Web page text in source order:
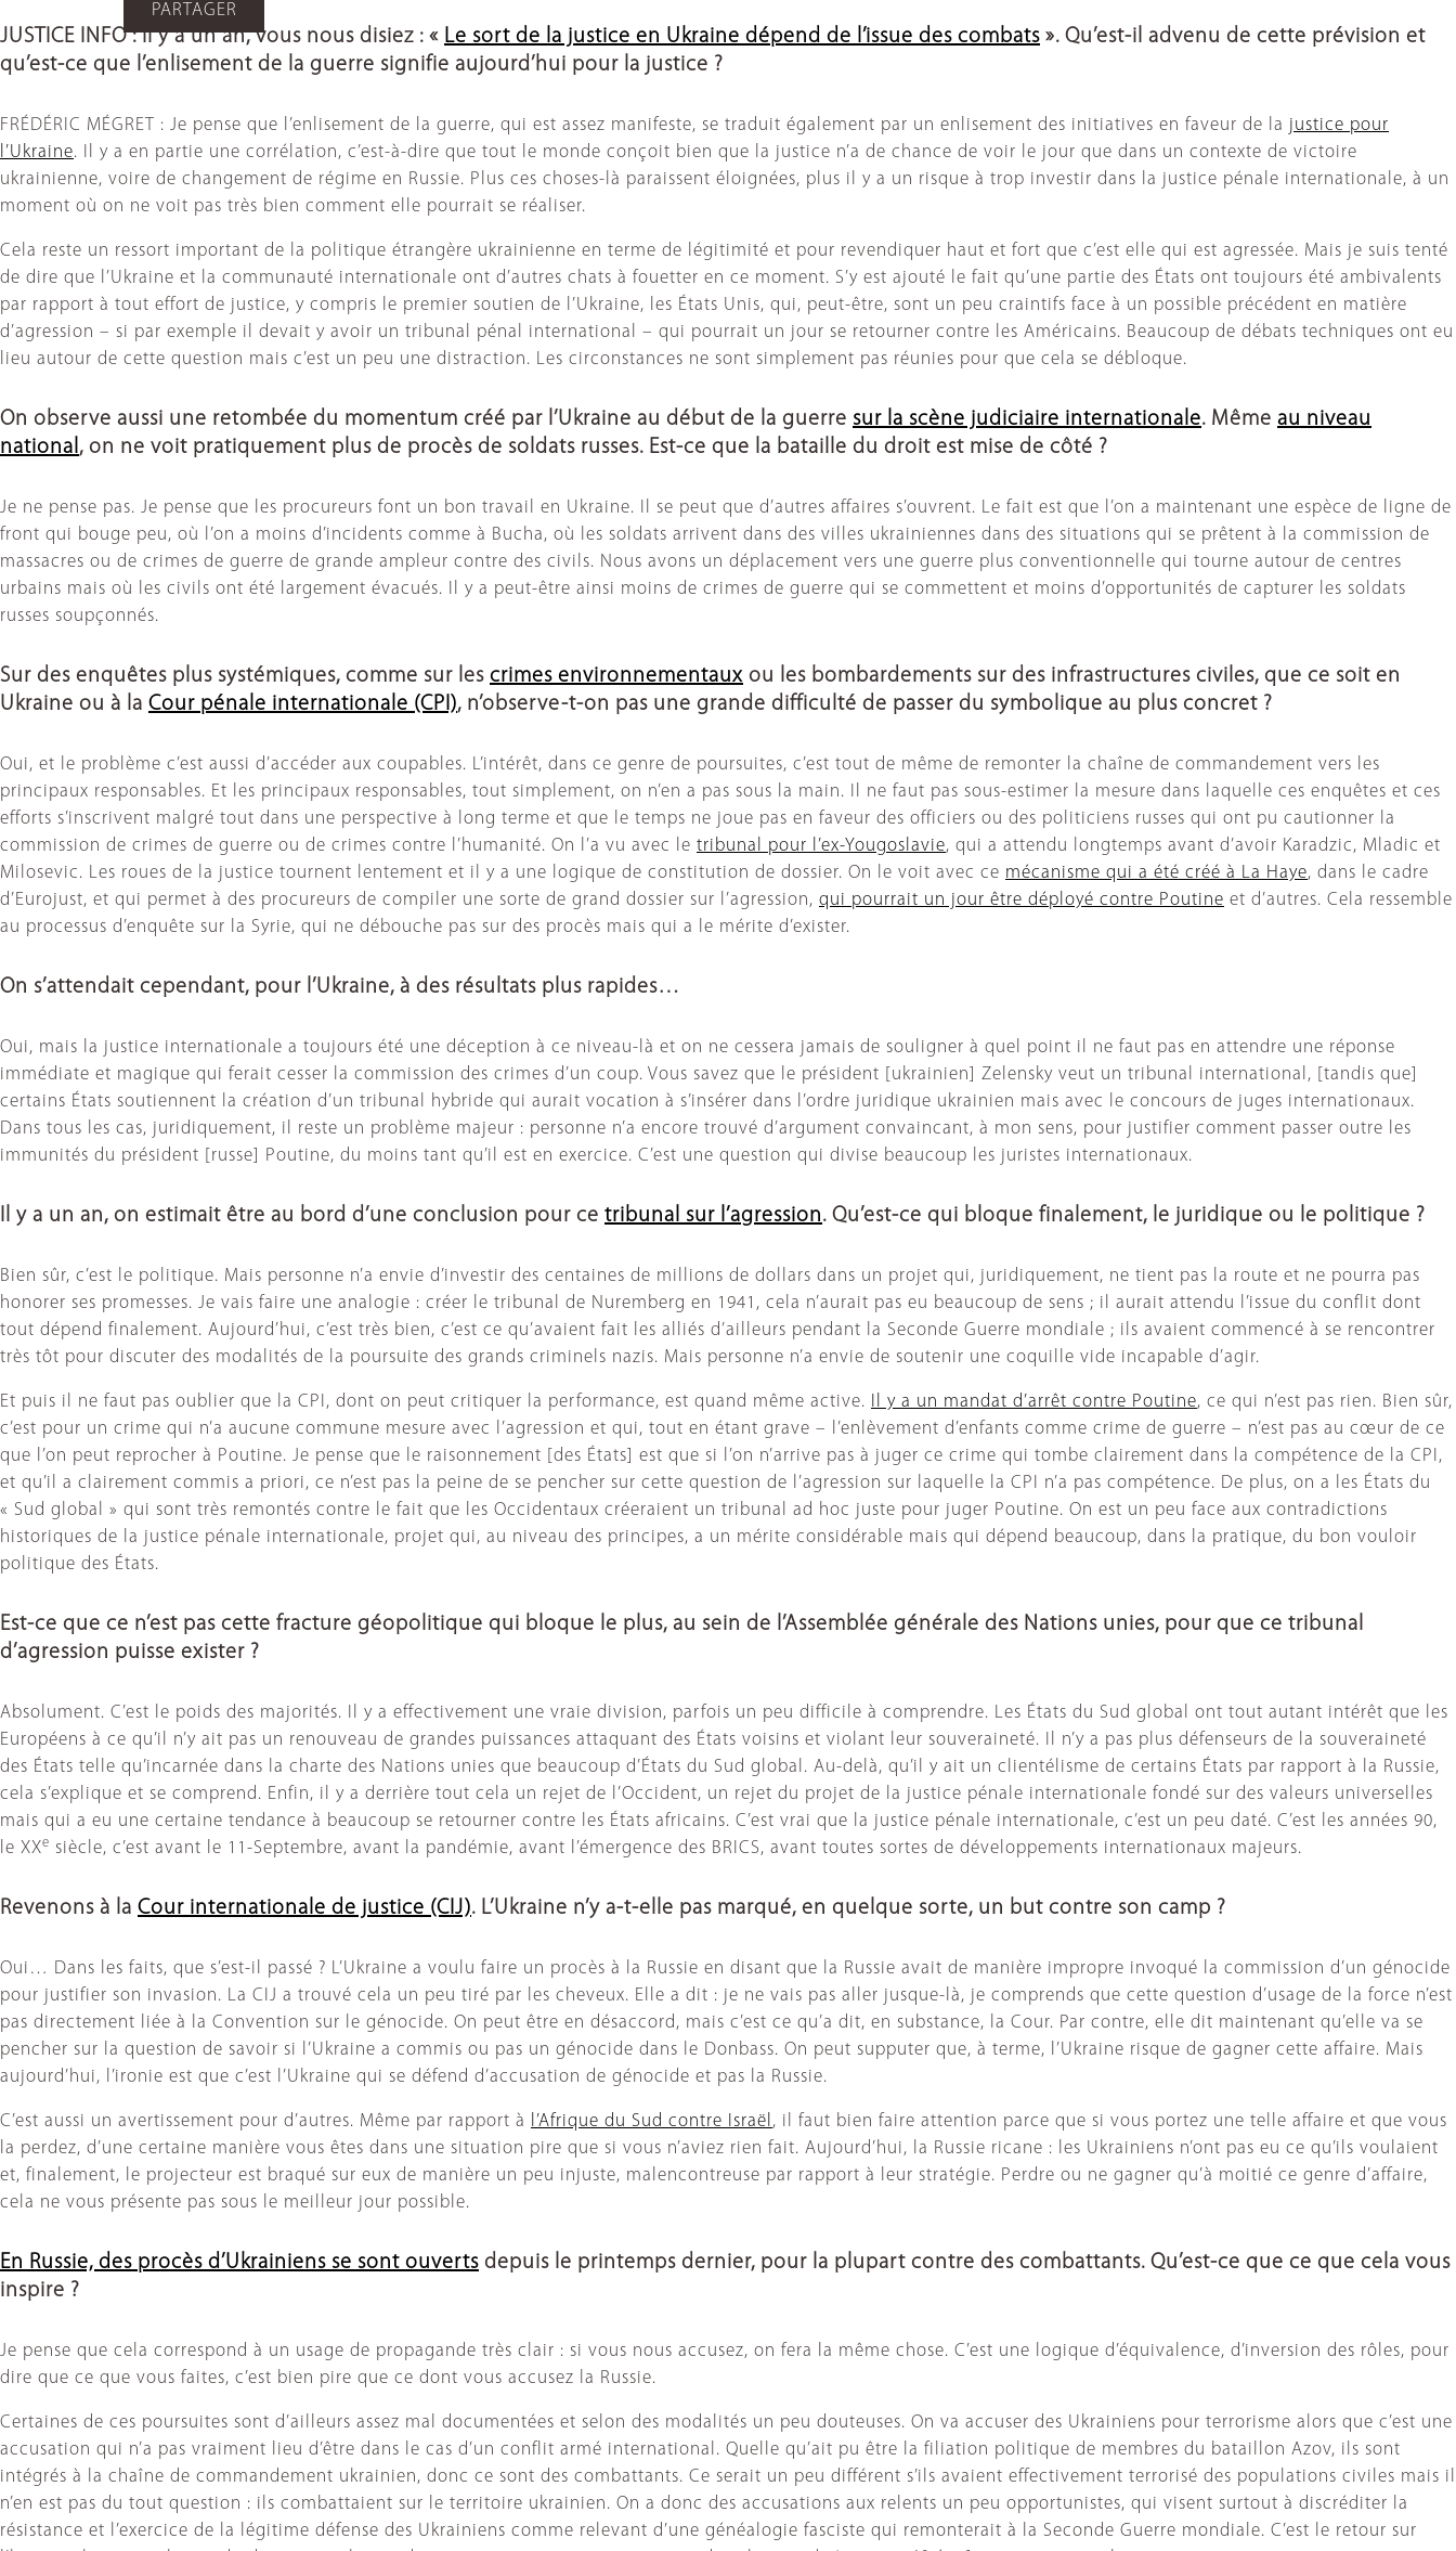
PARTAGER
JUSTICE INFO : Il y a un an, vous nous disiez : « Le sort de la justice en Ukraine dépend de l’issue des combats ». Qu’est-il advenu de cette prévision et
qu’est-ce que l’enlisement de la guerre signifie aujourd’hui pour la justice ?
FRÉDÉRIC MÉGRET : Je pense que l’enlisement de la guerre, qui est assez manifeste, se traduit également par un enlisement des initiatives en faveur de la justice pour
l’Ukraine. Il y a en partie une corrélation, c’est-à-dire que tout le monde conçoit bien que la justice n’a de chance de voir le jour que dans un contexte de victoire
ukrainienne, voire de changement de régime en Russie. Plus ces choses-là paraissent éloignées, plus il y a un risque à trop investir dans la justice pénale internationale, à un
moment où on ne voit pas très bien comment elle pourrait se réaliser.
Cela reste un ressort important de la politique étrangère ukrainienne en terme de légitimité et pour revendiquer haut et fort que c’est elle qui est agressée. Mais je suis tenté
de dire que l’Ukraine et la communauté internationale ont d’autres chats à fouetter en ce moment. S’y est ajouté le fait qu’une partie des États ont toujours été ambivalents
par rapport à tout effort de justice, y compris le premier soutien de l’Ukraine, les États Unis, qui, peut-être, sont un peu craintifs face à un possible précédent en matière
d’agression – si par exemple il devait y avoir un tribunal pénal international – qui pourrait un jour se retourner contre les Américains. Beaucoup de débats techniques ont eu
lieu autour de cette question mais c’est un peu une distraction. Les circonstances ne sont simplement pas réunies pour que cela se débloque.
On observe aussi une retombée du momentum créé par l’Ukraine au début de la guerre sur la scène judiciaire internationale. Même au niveau
national, on ne voit pratiquement plus de procès de soldats russes. Est-ce que la bataille du droit est mise de côté ?
Je ne pense pas. Je pense que les procureurs font un bon travail en Ukraine. Il se peut que d’autres affaires s’ouvrent. Le fait est que l’on a maintenant une espèce de ligne de
front qui bouge peu, où l’on a moins d’incidents comme à Bucha, où les soldats arrivent dans des villes ukrainiennes dans des situations qui se prêtent à la commission de
massacres ou de crimes de guerre de grande ampleur contre des civils. Nous avons un déplacement vers une guerre plus conventionnelle qui tourne autour de centres
urbains mais où les civils ont été largement évacués. Il y a peut-être ainsi moins de crimes de guerre qui se commettent et moins d’opportunités de capturer les soldats
russes soupçonnés.
Sur des enquêtes plus systémiques, comme sur les crimes environnementaux ou les bombardements sur des infrastructures civiles, que ce soit en
Ukraine ou à la Cour pénale internationale (CPI), n’observe-t-on pas une grande difficulté de passer du symbolique au plus concret ?
Oui, et le problème c’est aussi d’accéder aux coupables. L’intérêt, dans ce genre de poursuites, c’est tout de même de remonter la chaîne de commandement vers les
principaux responsables. Et les principaux responsables, tout simplement, on n’en a pas sous la main. Il ne faut pas sous-estimer la mesure dans laquelle ces enquêtes et ces
efforts s’inscrivent malgré tout dans une perspective à long terme et que le temps ne joue pas en faveur des officiers ou des politiciens russes qui ont pu cautionner la
commission de crimes de guerre ou de crimes contre l’humanité. On l’a vu avec le tribunal pour l’ex-Yougoslavie, qui a attendu longtemps avant d’avoir Karadzic, Mladic et
Milosevic. Les roues de la justice tournent lentement et il y a une logique de constitution de dossier. On le voit avec ce mécanisme qui a été créé à La Haye, dans le cadre
d’Eurojust, et qui permet à des procureurs de compiler une sorte de grand dossier sur l’agression, qui pourrait un jour être déployé contre Poutine et d’autres. Cela ressemble
au processus d’enquête sur la Syrie, qui ne débouche pas sur des procès mais qui a le mérite d’exister.
On s’attendait cependant, pour l’Ukraine, à des résultats plus rapides…
Oui, mais la justice internationale a toujours été une déception à ce niveau-là et on ne cessera jamais de souligner à quel point il ne faut pas en attendre une réponse
immédiate et magique qui ferait cesser la commission des crimes d’un coup. Vous savez que le président [ukrainien] Zelensky veut un tribunal international, [tandis que]
certains États soutiennent la création d’un tribunal hybride qui aurait vocation à s’insérer dans l’ordre juridique ukrainien mais avec le concours de juges internationaux.
Dans tous les cas, juridiquement, il reste un problème majeur : personne n’a encore trouvé d’argument convaincant, à mon sens, pour justifier comment passer outre les
immunités du président [russe] Poutine, du moins tant qu’il est en exercice. C’est une question qui divise beaucoup les juristes internationaux.
Il y a un an, on estimait être au bord d’une conclusion pour ce tribunal sur l’agression. Qu’est-ce qui bloque finalement, le juridique ou le politique ?
Bien sûr, c’est le politique. Mais personne n’a envie d’investir des centaines de millions de dollars dans un projet qui, juridiquement, ne tient pas la route et ne pourra pas
honorer ses promesses. Je vais faire une analogie : créer le tribunal de Nuremberg en 1941, cela n’aurait pas eu beaucoup de sens ; il aurait attendu l’issue du conflit dont
tout dépend finalement. Aujourd’hui, c’est très bien, c’est ce qu’avaient fait les alliés d’ailleurs pendant la Seconde Guerre mondiale ; ils avaient commencé à se rencontrer
très tôt pour discuter des modalités de la poursuite des grands criminels nazis. Mais personne n’a envie de soutenir une coquille vide incapable d’agir.
Et puis il ne faut pas oublier que la CPI, dont on peut critiquer la performance, est quand même active. Il y a un mandat d’arrêt contre Poutine, ce qui n’est pas rien. Bien sûr,
c’est pour un crime qui n’a aucune commune mesure avec l’agression et qui, tout en étant grave – l’enlèvement d’enfants comme crime de guerre – n’est pas au cœur de ce
que l’on peut reprocher à Poutine. Je pense que le raisonnement [des États] est que si l’on n’arrive pas à juger ce crime qui tombe clairement dans la compétence de la CPI,
et qu’il a clairement commis a priori, ce n’est pas la peine de se pencher sur cette question de l’agression sur laquelle la CPI n’a pas compétence. De plus, on a les États du
« Sud global » qui sont très remontés contre le fait que les Occidentaux créeraient un tribunal ad hoc juste pour juger Poutine. On est un peu face aux contradictions
historiques de la justice pénale internationale, projet qui, au niveau des principes, a un mérite considérable mais qui dépend beaucoup, dans la pratique, du bon vouloir
politique des États.
Est-ce que ce n’est pas cette fracture géopolitique qui bloque le plus, au sein de l’Assemblée générale des Nations unies, pour que ce tribunal
d’agression puisse exister ?
Absolument. C’est le poids des majorités. Il y a effectivement une vraie division, parfois un peu difficile à comprendre. Les États du Sud global ont tout autant intérêt que les
Européens à ce qu’il n’y ait pas un renouveau de grandes puissances attaquant des États voisins et violant leur souveraineté. Il n’y a pas plus défenseurs de la souveraineté
des États telle qu’incarnée dans la charte des Nations unies que beaucoup d’États du Sud global. Au-delà, qu’il y ait un clientélisme de certains États par rapport à la Russie,
cela s’explique et se comprend. Enfin, il y a derrière tout cela un rejet de l’Occident, un rejet du projet de la justice pénale internationale fondé sur des valeurs universelles
mais qui a eu une certaine tendance à beaucoup se retourner contre les États africains. C’est vrai que la justice pénale internationale, c’est un peu daté. C’est les années 90,
le XXe siècle, c’est avant le 11-Septembre, avant la pandémie, avant l’émergence des BRICS, avant toutes sortes de développements internationaux majeurs.
Revenons à la Cour internationale de justice (CIJ). L’Ukraine n’y a-t-elle pas marqué, en quelque sorte, un but contre son camp ?
Oui… Dans les faits, que s’est-il passé ? L’Ukraine a voulu faire un procès à la Russie en disant que la Russie avait de manière impropre invoqué la commission d’un génocide
pour justifier son invasion. La CIJ a trouvé cela un peu tiré par les cheveux. Elle a dit : je ne vais pas aller jusque-là, je comprends que cette question d’usage de la force n’est
pas directement liée à la Convention sur le génocide. On peut être en désaccord, mais c’est ce qu’a dit, en substance, la Cour. Par contre, elle dit maintenant qu’elle va se
pencher sur la question de savoir si l’Ukraine a commis ou pas un génocide dans le Donbass. On peut supputer que, à terme, l’Ukraine risque de gagner cette affaire. Mais
aujourd’hui, l’ironie est que c’est l’Ukraine qui se défend d’accusation de génocide et pas la Russie.
C’est aussi un avertissement pour d’autres. Même par rapport à l’Afrique du Sud contre Israël , il faut bien faire attention parce que si vous portez une telle affaire et que vous
la perdez, d’une certaine manière vous êtes dans une situation pire que si vous n’aviez rien fait. Aujourd’hui, la Russie ricane : les Ukrainiens n’ont pas eu ce qu’ils voulaient
et, finalement, le projecteur est braqué sur eux de manière un peu injuste, malencontreuse par rapport à leur stratégie. Perdre ou ne gagner qu’à moitié ce genre d’affaire,
cela ne vous présente pas sous le meilleur jour possible.
En Russie, des procès d’Ukrainiens se sont ouverts depuis le printemps dernier, pour la plupart contre des combattants. Qu’est-ce que ce que cela vous
inspire ?
Je pense que cela correspond à un usage de propagande très clair : si vous nous accusez, on fera la même chose. C’est une logique d’équivalence, d’inversion des rôles, pour
dire que ce que vous faites, c’est bien pire que ce dont vous accusez la Russie.
Certaines de ces poursuites sont d’ailleurs assez mal documentées et selon des modalités un peu douteuses. On va accuser des Ukrainiens pour terrorisme alors que c’est une
accusation qui n’a pas vraiment lieu d’être dans le cas d’un conflit armé international. Quelle qu’ait pu être la filiation politique de membres du bataillon Azov, ils sont
intégrés à la chaîne de commandement ukrainien, donc ce sont des combattants. Ce serait un peu différent s’ils avaient effectivement terrorisé des populations civiles mais il
n’en est pas du tout question : ils combattaient sur le territoire ukrainien. On a donc des accusations aux relents un peu opportunistes, qui visent surtout à discréditer la
résistance et l’exercice de la légitime défense des Ukrainiens comme relevant d’une généalogie fasciste qui remonterait à la Seconde Guerre mondiale. C’est le retour sur